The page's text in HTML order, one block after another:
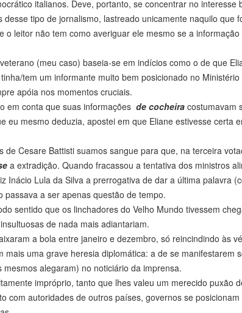
italianos. Deve, portanto, se concentrar no
desse tipo de jornalismo, lastreado unicamente naquilo que
o leitor não tem como averiguar ele mesmo se a
(meu caso) baseia-se em indícios como o de que
tem um informante muito bem posicionado no
apóia nos momentos cruciais.
em conta que suas informações de cocheira costumavam
eu mesmo deduzia, apostei em que Eliane estivesse certa
de Cesare Battisti suamos sangue para que, na terceira
a extradição. Quando fracassou a tentativa dos ministros
Inácio Lula da Silva a prerrogativa de dar a última palavra
passava a ser apenas questão de tempo.
sentido que os linchadores do Velho Mundo tivessem
de nada mais adiantariam.
a bola entre janeiro e dezembro, só reincindindo às
mais uma grave heresia diplomática: a de se manifestarem
mesmos alegaram) no noticiário da imprensa.
impróprio, tanto que lhes valeu um merecido puxão
com autoridades de outros países, governos se